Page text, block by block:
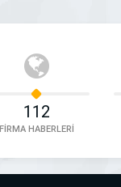
112
FİRMA HABERLERİ